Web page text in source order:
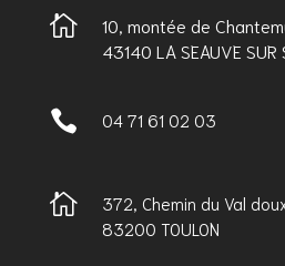

10, montée de
43140 LA SEAUVE SUR
 04 71 61 02 03

372, Chemin du Val
83200 TOULON